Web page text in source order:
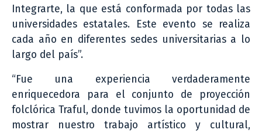
Integrarte, la que está conformada por todas las
universidades estatales. Este evento se realiza
cada año en diferentes sedes universitarias a lo
largo del país”.
“Fue una experiencia verdaderamente
enriquecedora para el conjunto de proyección
folclórica Traful, donde tuvimos la oportunidad de
mostrar nuestro trabajo artístico y cultural,